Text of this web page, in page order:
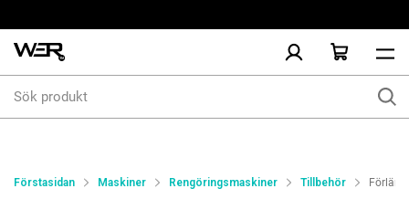
produkt
Förstasidan Maskiner Rengöringsmaskiner Tillbehör